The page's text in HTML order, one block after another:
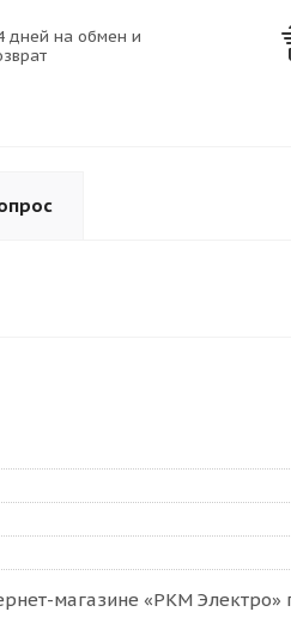
дней на обмен и
магазине «РКМ Электро»